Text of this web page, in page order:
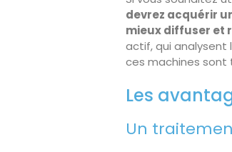
devrez acquérir
mieux diffuser et
actif, qui analysent
ces machines sont
Les
Un